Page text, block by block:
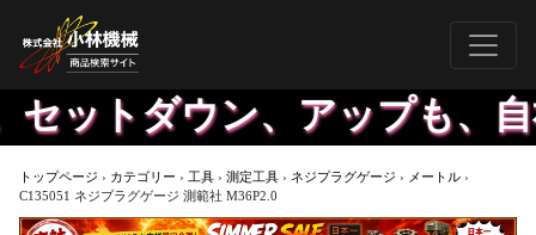
ダウン、アップも、自社
トップページ › カテゴリー › 工具 › 測定工具 › ネジプラグゲージ › メートル ›
C135051 ネジプラグゲージ 測範社 M36P2.0